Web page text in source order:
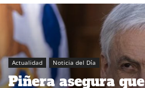
Actualidad Noticia del Día
Piñera asegura